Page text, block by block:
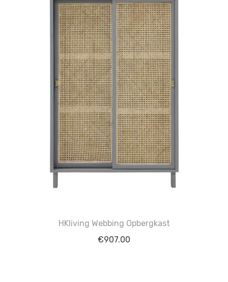
HKliving Webbing Opbergkast
€907.00